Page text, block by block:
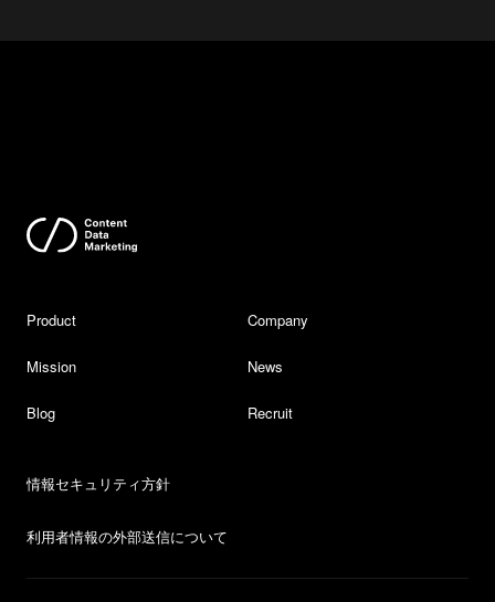
Product Company
Mission News
Blog Recruit
情報セキュリティ方針
利用者情報の外部送信について